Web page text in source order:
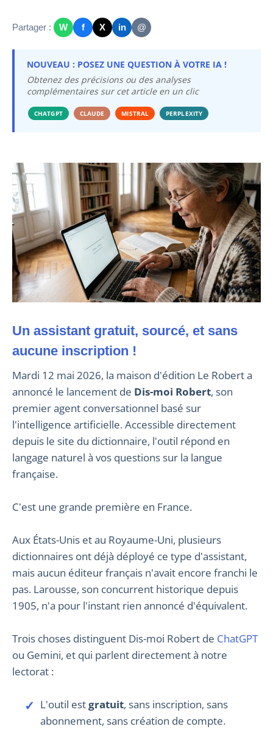
Partager : W f X in @
NOUVEAU : POSEZ UNE QUESTION À VOTRE IA !
Obtenez des précisions ou des analyses
complémentaires sur cet article en un clic
CHATGPT CLAUDE MISTRAL PERPLEXITY
Un assistant gratuit, sourcé, et sans
aucune inscription !
Mardi 12 mai 2026, la maison d'édition Le Robert a
annoncé le lancement de Dis-moi Robert, son
premier agent conversationnel basé sur
l'intelligence artificielle. Accessible directement
depuis le site du dictionnaire, l'outil répond en
langage naturel à vos questions sur la langue
française.
C'est une grande première en France.
Aux États-Unis et au Royaume-Uni, plusieurs
dictionnaires ont déjà déployé ce type d'assistant,
mais aucun éditeur français n'avait encore franchi le
pas. Larousse, son concurrent historique depuis
1905, n'a pour l'instant rien annoncé d'équivalent.
Trois choses distinguent Dis-moi Robert de ChatGPT
ou Gemini, et qui parlent directement à notre
lectorat :
L'outil estgratuit, sans inscription, sans
abonnement, sans création de compte.